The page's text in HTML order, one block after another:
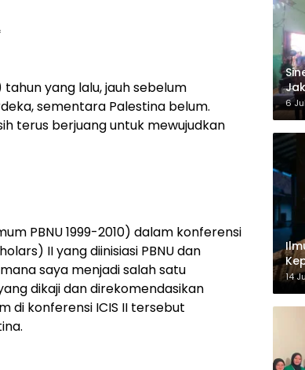
yang lalu, jauh sebelum
sementara Palestina belum.
terus berjuang untuk mewujudkan
PBNU 1999-2010) dalam konferensi
II yang diinisiasi PBNU dan
saya menjadi salah satu
dikaji dan direkomendasikan
di konferensi ICIS II tersebut
6
14